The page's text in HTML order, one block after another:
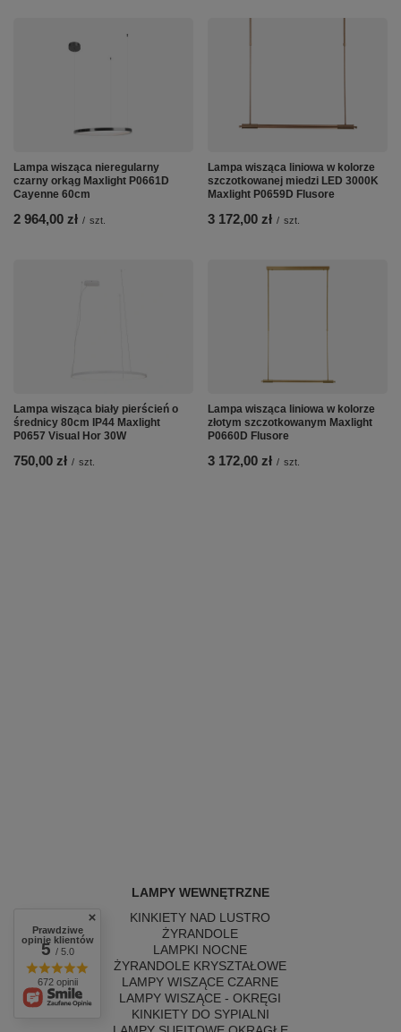
Lampa wisząca nieregularny
czarny orkąg Maxlight P0661D
Cayenne 60cm
2 964,00 zł / szt.
Lampa wisząca liniowa w kolorze
szczotkowanej miedzi LED 3000K
Maxlight P0659D Flusore
3 172,00 zł / szt.
Lampa wisząca biały pierścień o
średnicy 80cm IP44 Maxlight
P0657 Visual Hor 30W
750,00 zł / szt.
Lampa wisząca liniowa w kolorze
złotym szczotkowanym Maxlight
P0660D Flusore
3 172,00 zł / szt.
LAMPY WEWNĘTRZNE
KINKIETY NAD LUSTRO
ŻYRANDOLE
LAMPKI NOCNE
ŻYRANDOLE KRYSZTAŁOWE
LAMPY WISZĄCE CZARNE
LAMPY WISZĄCE - OKRĘGI
KINKIETY DO SYPIALNI
Prawdziwe
opinie klientów
5/ 5.0
672 opinii